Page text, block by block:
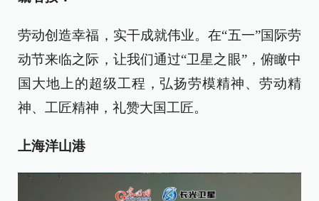
劳动创造幸福，实干成就伟业。在“五一”国际劳
动节来临之际，让我们通过“卫星之眼”，俯瞰中
国大地上的超级工程，弘扬劳模精神、劳动精
神、工匠精神，礼赞大国工匠。
上海洋山港